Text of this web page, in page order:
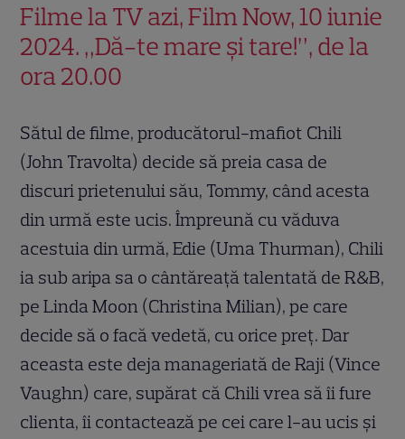
Filme la TV azi, Film Now, 10 iunie
2024. „Dă-te mare și tare!”, de la
ora 20.00
Sătul de filme, producătorul-mafiot Chili
(John Travolta) decide să preia casa de
discuri prietenului său, Tommy, când acesta
din urmă este ucis. Împreună cu văduva
acestuia din urmă, Edie (Uma Thurman), Chili
ia sub aripa sa o cântăreaţă talentată de R&B,
pe Linda Moon (Christina Milian), pe care
decide să o facă vedetă, cu orice preţ. Dar
aceasta este deja manageriată de Raji (Vince
Vaughn) care, supărat că Chili vrea să îi fure
clienta, îi contactează pe cei care l-au ucis şi